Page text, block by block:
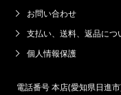
お問い合わせ
支払い、送料、返品につ
個人情報保護
電話番号 本店(愛知県日進